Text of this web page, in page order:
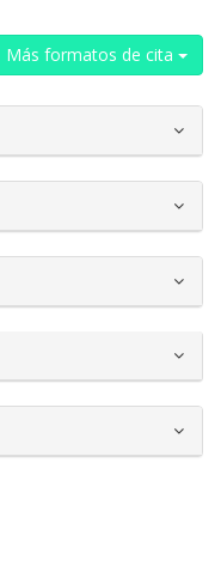
Más formatos de cita